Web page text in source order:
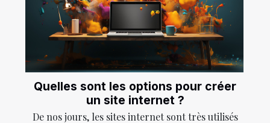
Quelles sont les options pour créer
un site internet ?
De nos jours, les sites internet sont très utilisés